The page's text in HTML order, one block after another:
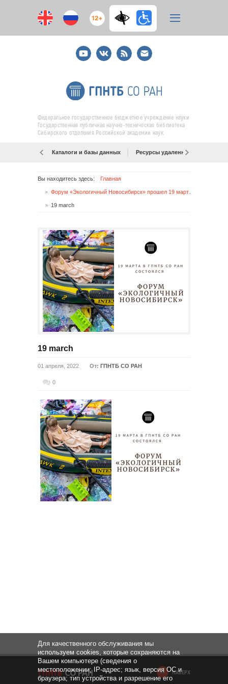
12+
YoutubeВКонтакте
RSS
E-
mail
подписка
Федеральное государственное бюджетное учреждение науки
Государственная публичная научно-техническая библиотека
Сибирского отделения Российской академии наук
Каталоги и базы данных Ресурсы удаленного доступа
Вы находитесь здесь: Главная
19 march
19 march
01 апреля, 2022 От: ГПНТБ СО РАН
0
НАВЕРХ
Для качественного обслуживания мы
используем cookies, которые сохраняются на
Вашем компьютере (сведения о
местоположении; IP-адрес; язык, версия ОС и
браузера; тип устройства и разрешение его